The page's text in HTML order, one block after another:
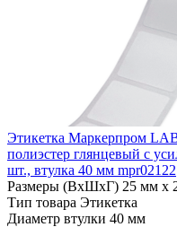
Этикетка Маркерпром
полиэстер глянцевый с
шт., втулка 40 мм mpr02122
Размеры (ВхШхГ) 25 мм х
Тип товара Этикетка
Диаметр втулки 40 мм